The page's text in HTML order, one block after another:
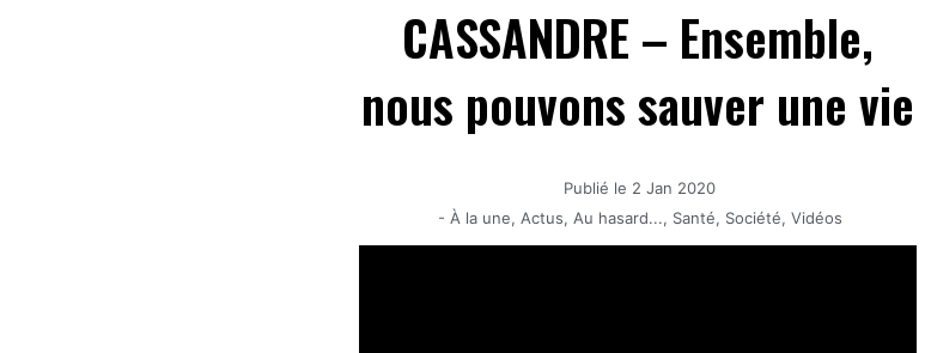
CASSANDRE – Ensemble,
nous pouvons sauver une vie
Publié le 2 Jan 2020
- À la une, Actus, Au hasard..., Santé, Société, Vidéos